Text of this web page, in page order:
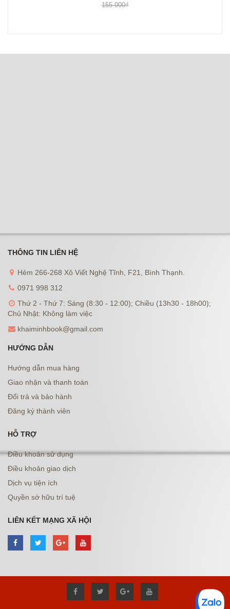
155.000₫
THÔNG TIN LIÊN HỆ
Hẻm 266-268 Xô Viết Nghệ Tĩnh, F21, Bình Thạnh.
0971 998 312
Thứ 2 - Thứ 7: Sáng (8:30 - 12:00); Chiều (13h30 - 18h00);
Chủ Nhật: Không làm việc
khaiminhbook@gmail.com
HƯỚNG DẪN
Hướng dẫn mua hàng
Giao nhận và thanh toán
Đổi trả và bảo hành
Đăng ký thành viên
HỖ TRỢ
Điều khoản sử dụng
Điều khoản giao dịch
Dịch vụ tiện ích
Quyền sở hữu trí tuệ
LIÊN KẾT MẠNG XÃ HỘI